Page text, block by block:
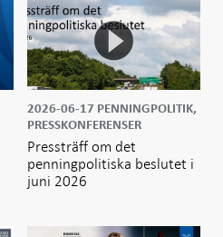
2026-06-17 PENNINGPOLITIK,
PRESSKONFERENSER
Pressträff om det
penningpolitiska beslutet i
juni 2026